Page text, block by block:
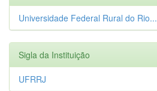
Universidade Federal Rural do Rio...
Sigla da Instituição
UFRRJ